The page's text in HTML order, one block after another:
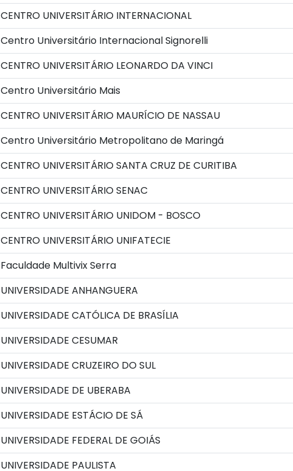
CENTRO UNIVERSITÁRIO INTERNACIONAL
Centro Universitário Internacional Signorelli
CENTRO UNIVERSITÁRIO LEONARDO DA VINCI
Centro Universitário Mais
CENTRO UNIVERSITÁRIO MAURÍCIO DE NASSAU
Centro Universitário Metropolitano de Maringá
CENTRO UNIVERSITÁRIO SANTA CRUZ DE CURITIBA
CENTRO UNIVERSITÁRIO SENAC
CENTRO UNIVERSITÁRIO UNIDOM - BOSCO
CENTRO UNIVERSITÁRIO UNIFATECIE
Faculdade Multivix Serra
UNIVERSIDADE ANHANGUERA
UNIVERSIDADE CATÓLICA DE BRASÍLIA
UNIVERSIDADE CESUMAR
UNIVERSIDADE CRUZEIRO DO SUL
UNIVERSIDADE DE UBERABA
UNIVERSIDADE ESTÁCIO DE SÁ
UNIVERSIDADE FEDERAL DE GOIÁS
UNIVERSIDADE PAULISTA